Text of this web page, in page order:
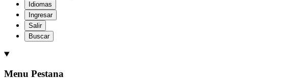
Idiomas
Ingresar
Salir
Buscar
Menu Pestana